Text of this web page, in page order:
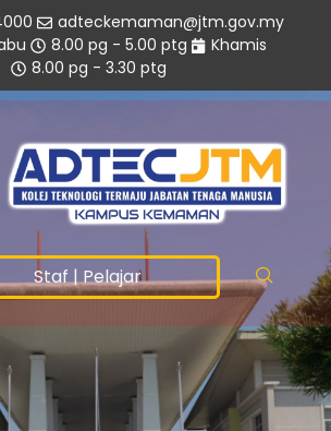
adteckemaman@jtm.gov.my
8.00 pg - 5.00 ptg
Khamis
8.00 pg - 3.30 ptg
Staf|Pelajar